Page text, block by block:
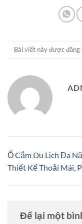
Bài viết này được đăng
Ổ Cắm Du Lịch Đa
Thiết Kế Thoải Mái,
Để lại một